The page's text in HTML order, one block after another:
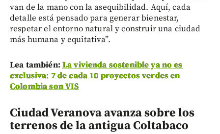
van de la mano con la asequibilidad. Aquí, cada
detalle está pensado para generar bienestar,
respetar el entorno natural y construir una ciudad
más humana y equitativa”.
Lea también: La vivienda sostenible ya no es
exclusiva: 7 de cada 10 proyectos verdes en
Colombia son VIS
Ciudad Veranova avanza sobre los
terrenos de la antigua Coltabaco